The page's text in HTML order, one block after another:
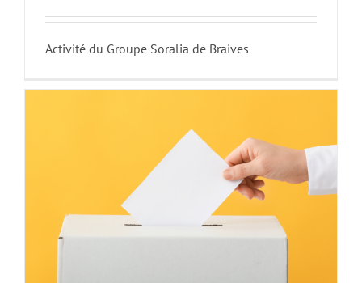
Activité du Groupe Soralia de Braives
Le Bureau de vote fictif